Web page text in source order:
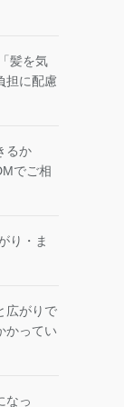
髪を気
担に配慮
るか
でご相
り・ま
広がりで
かってい
なっ